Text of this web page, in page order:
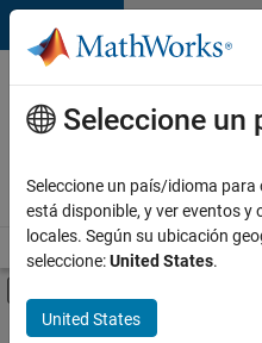
Saltar al contenido
Ofertas
de
empleo
MathWorks
Visión general Búsqueda de
Contenido principal
FILTRADO POR
Seleccione
Seleccione un país/idioma
está disponible, y ver eventos
locales. Según su ubicación
seleccione:United States.
United States